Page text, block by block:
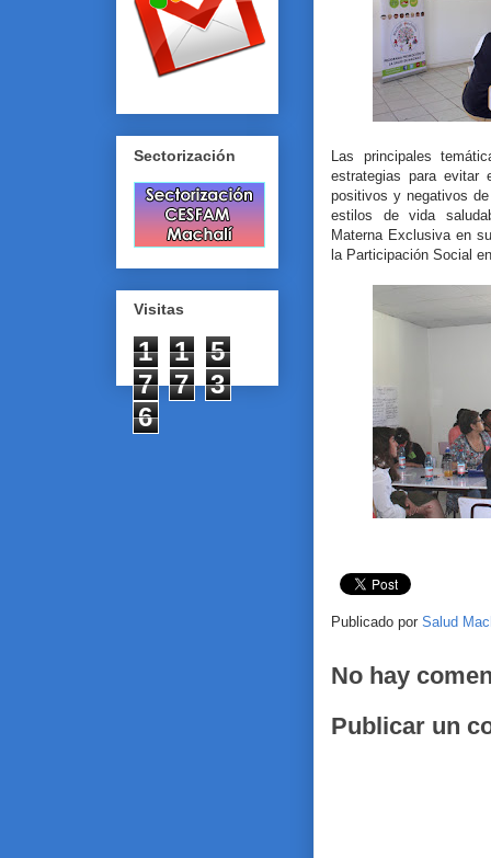
Las principales
estrategias para evitar
positivos y negativos
estilos de vida
Materna Exclusiva en
la Participación Social
Publicado por Salud
No hay
Publicar un
Sectorización
Visitas
1 1
5
7
7
3
6